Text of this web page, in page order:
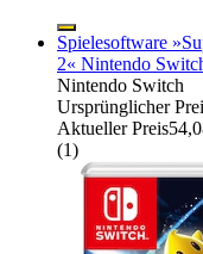
Spielesoftware
2« Nintendo
Nintendo Switch
Ursprünglicher
Aktueller Preis
(1)